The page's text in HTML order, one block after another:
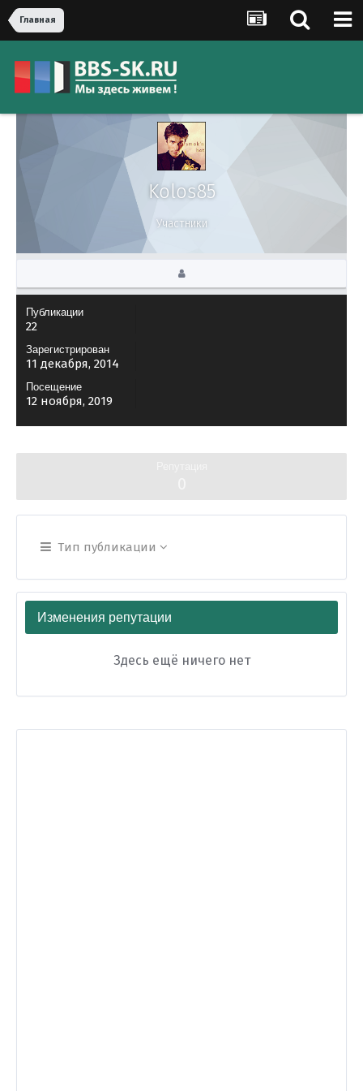
Главная
Kolos85
Участники
Публикации
22
Зарегистрирован
11 декабря, 2014
Посещение
12 ноября, 2019
Тип публикации
Изменения репутации
Здесь ещё ничего нет